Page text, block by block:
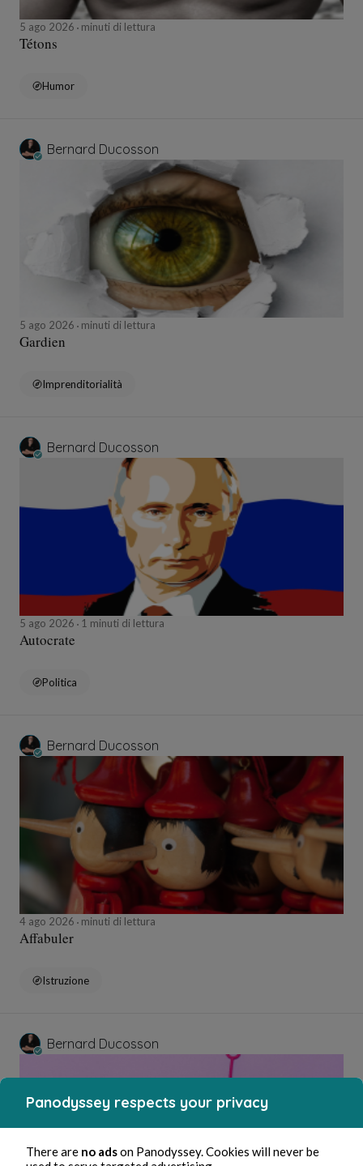
5 ago 2026 minuti di lettura
Tétons
Humor
Bernard Ducosson
5 ago 2026 minuti di lettura
Gardien
Imprenditorialità
Bernard Ducosson
5 ago 2026 1 minuti di lettura
Autocrate
Politica
Bernard Ducosson
4 ago 2026 minuti di lettura
Affabuler
Istruzione
Bernard Ducosson
Panodyssey respects your privacy
There are no adson Panodyssey. Cookies will never be